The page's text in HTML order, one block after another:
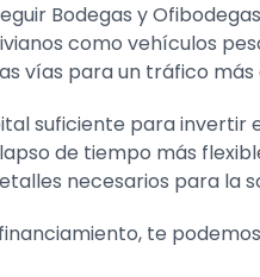
Bodegas y
como vehículos
vías para un tráfico
suficiente para
de tiempo más
necesarios para la
te